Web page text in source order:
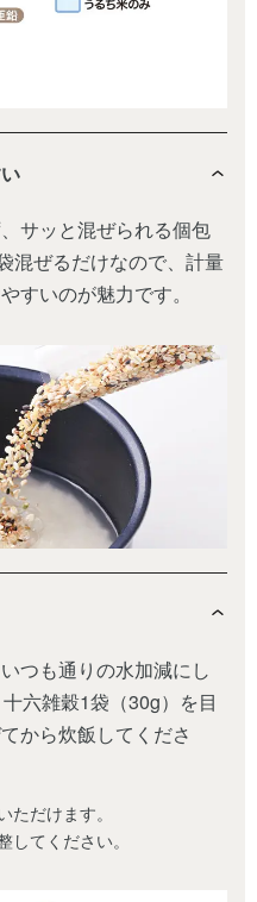
サッと混ぜられる個包
混ぜるだけなので、計量
すいのが魅力です。
つも通りの水加減にし
六雑穀1袋（30g）を目
から炊飯してくださ
だけます。
てください。